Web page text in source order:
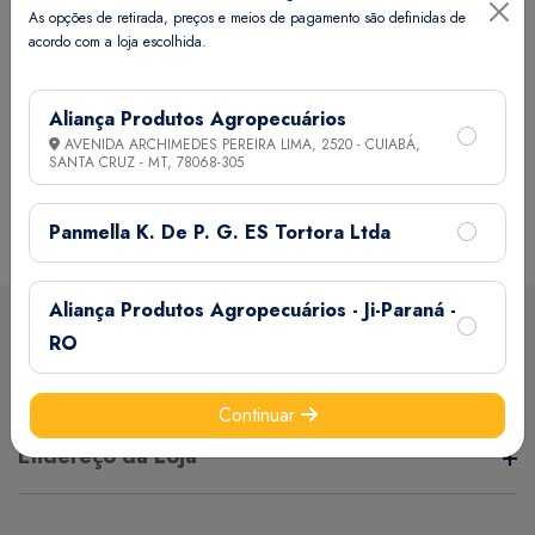
ECO VET KIT C/ 10 (GATO)
Ver Preço
Sobre a loja
A Aliança Distribuidora é referência no mercado de
distribuição comercial, mantendo com seus clientes e
Endereço da Loja
As opções de retirada, preços e meios de pagamento são definidas de
acordo com a loja escolhida.
Aliança Produtos Agropecuários
AVENIDA ARCHIMEDES PEREIRA LIMA, 2520 - CUIABÁ,
SANTA CRUZ - MT, 78068-305
Panmella K. De P. G. ES Tortora Ltda
Aliança Produtos Agropecuários - Ji-Paraná -
RO
Continuar